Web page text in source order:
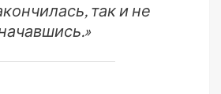
так и не